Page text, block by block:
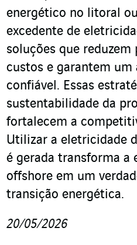
energético no litoral
excedente de
soluções que
custos e garantem um
confiável. Essas
sustentabilidade da
fortalecem a
Utilizar a eletricidade
é gerada transforma a
offshore em um
transição energética.
20/05/2026